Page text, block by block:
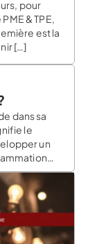
pour
& TPE,
est la
[…]
dans sa
le
un
de
des
moins